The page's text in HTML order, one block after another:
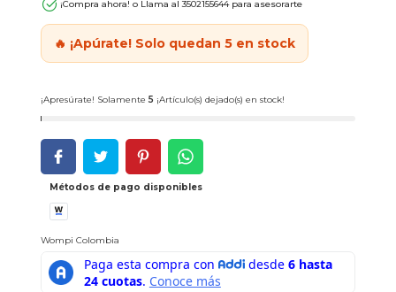
¡Compra ahora! o Llama al 3502155644 para asesorarte
🔥 ¡Apúrate! Solo quedan 5 en stock
¡Apresúrate! Solamente 5 ¡Artículo(s) dejado(s) en stock!
Métodos de pago disponibles
Wompi Colombia